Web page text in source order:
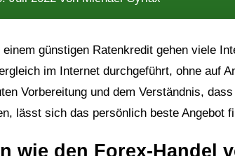
günstigen Ratenkredit gehen viele
im Internet durchgeführt, ohne auf
Vorbereitung und dem Verständnis,
lässt sich das persönlich beste Angebot
wie den Forex-Handel